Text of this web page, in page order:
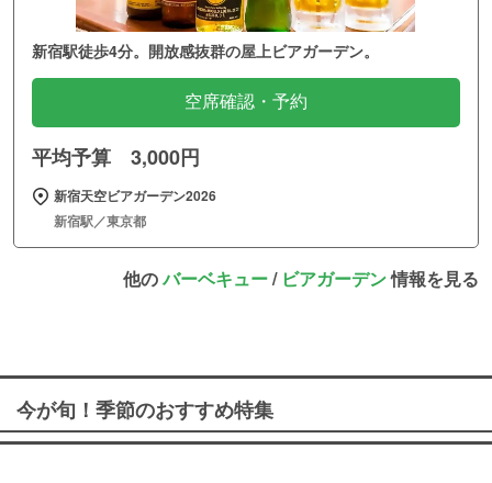
新宿駅徒歩4分。開放感抜群の屋上ビアガーデン。
空席確認・予約
平均予算 3,000円
新宿天空ビアガーデン2026
新宿駅／東京都
他のバーベキュー/ ビアガーデン情報を見る
今が旬！季節のおすすめ特集